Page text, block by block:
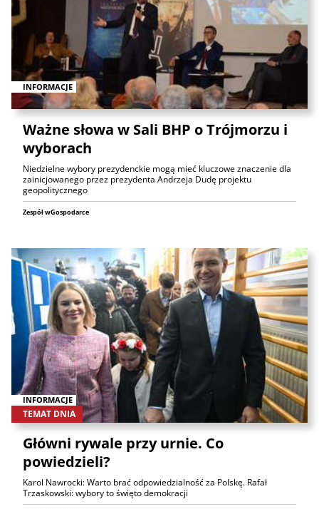
INFORMACJE
Ważne słowa w Sali BHP o Trójmorzu i
wyborach
Niedzielne wybory prezydenckie mogą mieć kluczowe znaczenie dla
zainicjowanego przez prezydenta Andrzeja Dudę projektu
geopolitycznego
Zespół wGospodarce
INFORMACJE
TEMAT DNIA
Główni rywale przy urnie. Co
powiedzieli?
Karol Nawrocki: Warto brać odpowiedzialność za Polskę. Rafał
Trzaskowski: wybory to święto demokracji